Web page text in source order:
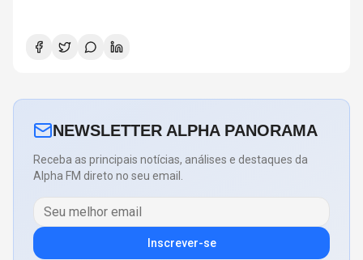
NEWSLETTER ALPHA PANORAMA
Receba as principais notícias, análises e destaques da
Alpha FM direto no seu email.
Inscrever-se